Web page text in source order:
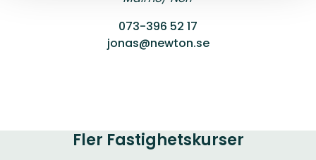
073-396 52 17
jonas@newton.se
Fler Fastighetskurser